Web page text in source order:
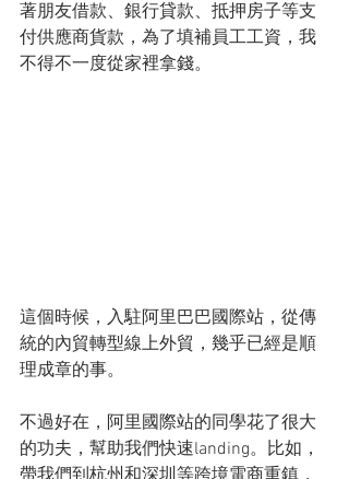
著朋友借款、銀行貸款、抵押房子等支
付供應商貨款，為了填補員工工資，我
不得不一度從家裡拿錢。
這個時候，入駐阿里巴巴國際站，從傳
統的內貿轉型線上外貿，幾乎已經是順
理成章的事。
不過好在，阿里國際站的同學花了很大
的功夫，幫助我們快速landing。比如，